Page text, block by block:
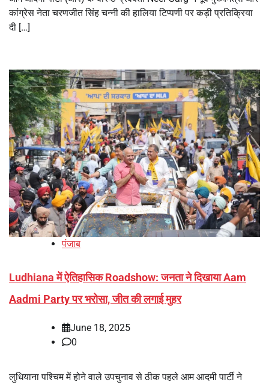
कांग्रेस नेता चरणजीत सिंह चन्नी की हालिया टिप्पणी पर कड़ी प्रतिक्रिया
दी […]
पंजाब
Ludhiana में ऐतिहासिक Roadshow: जनता ने दिखाया Aam
Aadmi Party पर भरोसा, जीत की लगाई मुहर
June 18, 2025
0
लुधियाना पश्चिम में होने वाले उपचुनाव से ठीक पहले आम आदमी पार्टी ने